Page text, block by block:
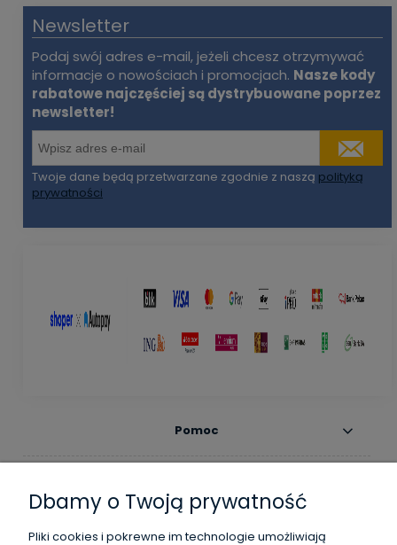
Newsletter
Podaj swój adres e-mail, jeżeli chcesz otrzymywać
informacje o nowościach i promocjach. Nasze kody
rabatowe najczęściej są dystrybuowane poprzez
newsletter!
Twoje dane będą przetwarzane zgodnie z naszą polityką
prywatności
Pomoc
Dbamy o Twoją prywatność
Pliki cookies i pokrewne im technologie umożliwiają